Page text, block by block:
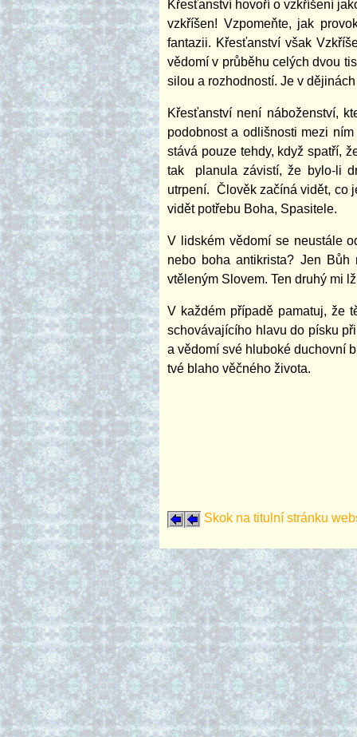
Křesťanství hovoří o vzkříšení
vzkříšen! Vzpomeňte, jak
fantazii. Křesťanství však
vědomí v průběhu celých dvou
silou a rozhodností. Je v
Křesťanství není náboženství,
podobnost a odlišnosti mezi
stává pouze tehdy, když spatří,
tak planula závistí, že bylo-li
utrpení. Člověk začíná vidět, co
vidět potřebu Boha, Spasitele.
V lidském vědomí se neustále
nebo boha antikrista? Jen
vtěleným Slovem. Ten druhý mi
V každém případě pamatuj, že
schovávajícího hlavu do písku
a vědomí své hluboké duchovní
tvé blaho věčného života.
Skok na titulní stránku